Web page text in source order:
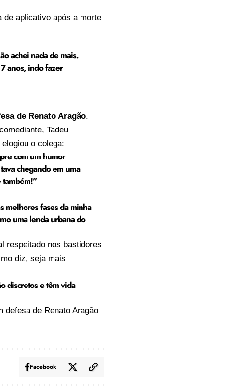
de aplicativo após a morte
achei nada de mais.
anos, indo fazer
de Renato Aragão.
Tadeu
elogiou o colega:
com um humor
chegando em uma
também!”
melhores fases da minha
uma lenda urbana do
respeitado nos bastidores
diz, seja mais
discretos e têm vida
defesa de Renato Aragão
Facebook